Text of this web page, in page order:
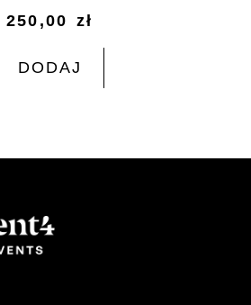
250,00 zł
DODAJ